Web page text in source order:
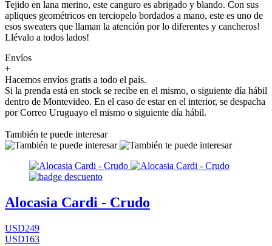
Tejido en lana merino, este canguro es abrigado y blando. Con sus
apliques geométricos en terciopelo bordados a mano, este es uno de
esos sweaters que llaman la atención por lo diferentes y cancheros!
Llévalo a todos lados!
Envíos
+
Hacemos envíos gratis a todo el país.
Si la prenda está en stock se recibe en el mismo, o siguiente día hábil
dentro de Montevideo. En el caso de estar en el interior, se despacha
por Correo Uruguayo el mismo o siguiente día hábil.
También te puede interesar
Alocasia Cardi - Crudo
USD249
USD163